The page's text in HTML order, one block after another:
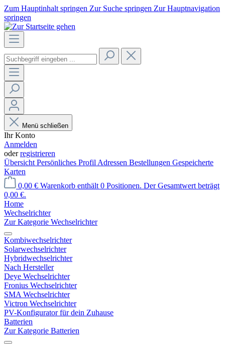
Zum Hauptinhalt springen Zur Suche springen Zur Hauptnavigation
springen
Menü schließen
Ihr Konto
Anmelden
oderregistrieren
Übersicht Persönliches Profil Adressen Bestellungen Gespeicherte
Karten
0,00 € Warenkorb enthält 0 Positionen. Der Gesamtwert beträgt
0,00 €.
Home
Wechselrichter
Zur Kategorie Wechselrichter
Kombiwechselrichter
Solarwechselrichter
Hybridwechselrichter
Nach Hersteller
Deye Wechselrichter
Fronius Wechselrichter
SMA Wechselrichter
Victron Wechselrichter
PV-Konfigurator für dein Zuhause
Batterien
Zur Kategorie Batterien